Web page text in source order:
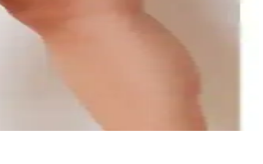
yardımcı olur.
havalandırma hijyen ve proprioseptif etki ekseninde tarafsız bir tabloyla
yapılıyor.